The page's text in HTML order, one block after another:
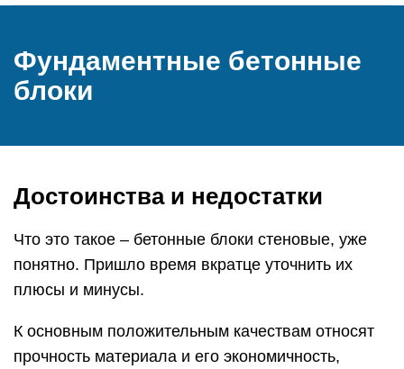
Фундаментные бетонные
блоки
Достоинства и недостатки
Что это такое – бетонные блоки стеновые, уже
понятно. Пришло время вкратце уточнить их
плюсы и минусы.
К основным положительным качествам относят
прочность материала и его экономичность,